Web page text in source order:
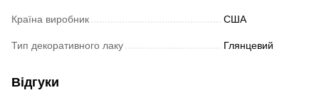
Країна виробник США
Тип декоративного лаку Глянцевий
Відгуки